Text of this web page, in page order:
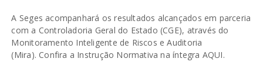
A Seges acompanhará os resultados alcançados em parceria
com a Controladoria Geral do Estado (CGE), através do
Monitoramento Inteligente de Riscos e Auditoria
(Mira). Confira a Instrução Normativa na íntegra AQUI.